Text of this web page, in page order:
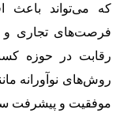
که می‌تواند باعث
فرصت‌های تجاری و
رقابت در حوزه
روش‌های نوآورانه
موفقیت و پیشرفت